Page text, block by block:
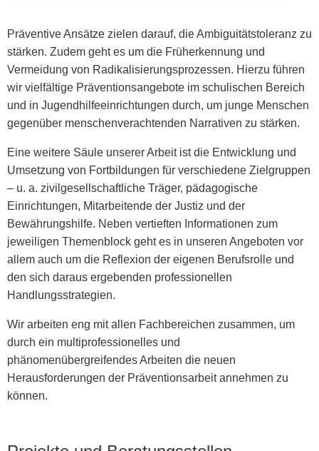
Präventive Ansätze zielen darauf, die Ambiguitätstoleranz zu
stärken. Zudem geht es um die Früherkennung und
Vermeidung von Radikalisierungsprozessen. Hierzu führen
wir vielfältige Präventionsangebote im schulischen Bereich
und in Jugendhilfeeinrichtungen durch, um junge Menschen
gegenüber menschenverachtenden Narrativen zu stärken.
Eine weitere Säule unserer Arbeit ist die Entwicklung und
Umsetzung von Fortbildungen für verschiedene Zielgruppen
– u. a. zivilgesellschaftliche Träger, pädagogische
Einrichtungen, Mitarbeitende der Justiz und der
Bewährungshilfe. Neben vertieften Informationen zum
jeweiligen Themenblock geht es in unseren Angeboten vor
allem auch um die Reflexion der eigenen Berufsrolle und
den sich daraus ergebenden professionellen
Handlungsstrategien.
Wir arbeiten eng mit allen Fachbereichen zusammen, um
durch ein multiprofessionelles und
phänomenübergreifendes Arbeiten die neuen
Herausforderungen der Präventionsarbeit annehmen zu
können.